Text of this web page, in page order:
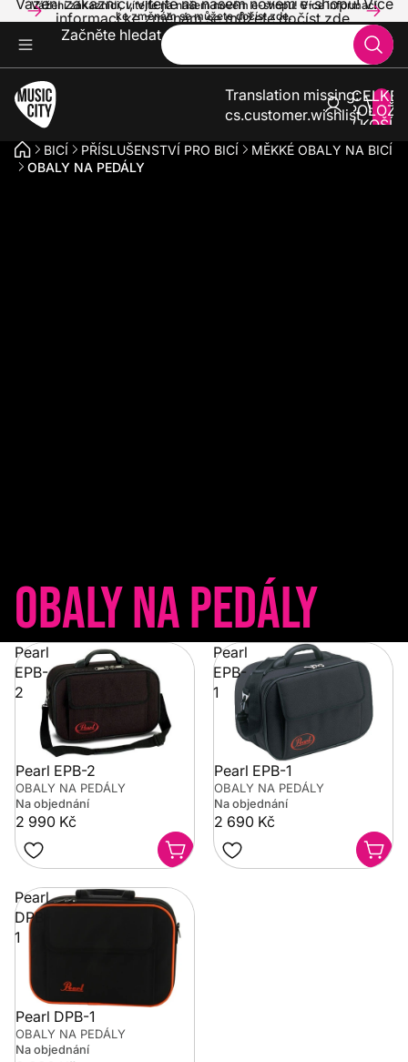
Vážení zákazníci, vítejte na našem novém e-shopu! Více informací
ke změnám se můžete dočíst zde.
Vážení zákazníci, vítejte na našem novém e-shopu! Více
informací ke změnám se můžete dočíst zde.
Začněte hledat
Translation missing:
cs.customer.wishlist
V
BICÍ PŘÍSLUŠENSTVÍ PRO BICÍ
MĚKKÉ OBALY NA BICÍ
OBALY NA PEDÁLY
Obaly na pedály
Pearl
EPB-
2
Pearl EPB-2
OBALY NA PEDÁLY
Na objednání
2 990 Kč
Pearl
EPB-
1
Pearl EPB-1
OBALY NA PEDÁLY
Na objednání
2 690 Kč
Pearl
DPB-
1
Pearl DPB-1
OBALY NA PEDÁLY
Na objednání